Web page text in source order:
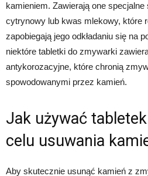
kamieniem. Zawierają one specjalne
cytrynowy lub kwas mlekowy, które
zapobiegają jego odkładaniu się na
niektóre tabletki do zmywarki
antykorozacyjne, które chronią
spowodowanymi przez kamień.
Jak używać
celu usuwania
Aby skutecznie usunąć kamień z